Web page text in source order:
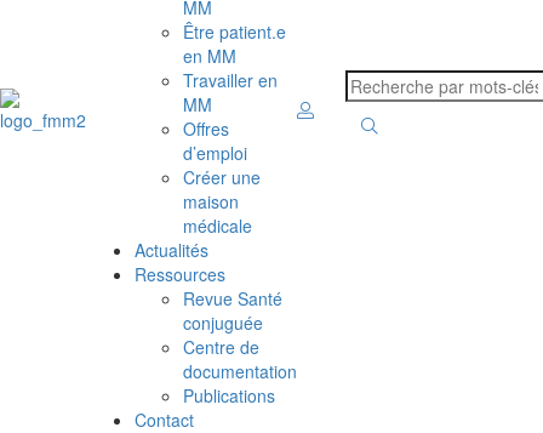
MM
Être patient.e
en MM
Travailler en
MM
Offres
d’emploi
Créer une
maison
médicale
Actualités
Ressources
Revue Santé
conjuguée
Centre de
documentation
Publications
Contact